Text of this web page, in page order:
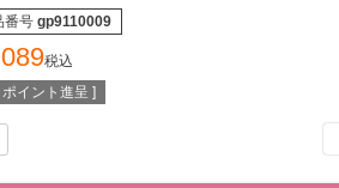
番号 gp9110009
税込
ポイント進呈 ]